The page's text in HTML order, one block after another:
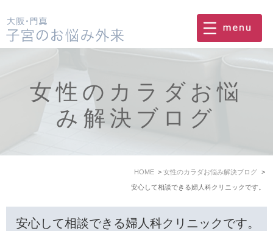
女性のカラダお悩
み解決ブログ
HOME 女性のカラダお悩み解決ブログ
安心して相談できる婦人科クリニックです。
安心して相談できる婦人科クリニックです。